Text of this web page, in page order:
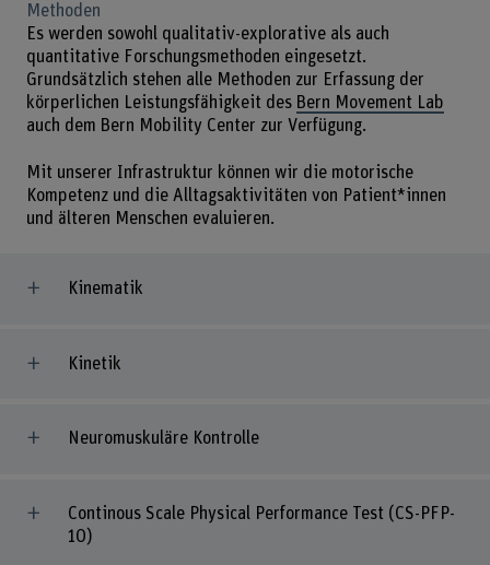
Methoden
Es werden sowohl qualitativ-explorative als auch
quantitative Forschungsmethoden eingesetzt.
Grundsätzlich stehen alle Methoden zur Erfassung der
körperlichen Leistungsfähigkeit des Bern Movement Lab
auch dem Bern Mobility Center zur Verfügung.
Mit unserer Infrastruktur können wir die motorische
Kompetenz und die Alltagsaktivitäten von Patient*innen
und älteren Menschen evaluieren.
Kinematik
Kinetik
Neuromuskuläre Kontrolle
Continous Scale Physical Performance Test (CS-PFP-
10)